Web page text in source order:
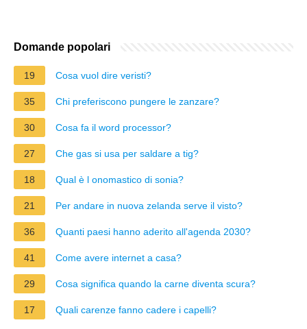
Domande popolari
19 Cosa vuol dire veristi?
35 Chi preferiscono pungere le zanzare?
30 Cosa fa il word processor?
27 Che gas si usa per saldare a tig?
18 Qual è l onomastico di sonia?
21 Per andare in nuova zelanda serve il visto?
36 Quanti paesi hanno aderito all'agenda 2030?
41 Come avere internet a casa?
29 Cosa significa quando la carne diventa scura?
17 Quali carenze fanno cadere i capelli?